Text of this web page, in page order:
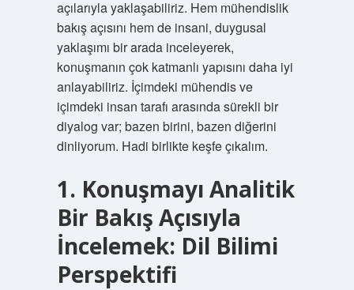
açılarıyla yaklaşabiliriz. Hem mühendislik
bakış açısını hem de insani, duygusal
yaklaşımı bir arada inceleyerek,
konuşmanın çok katmanlı yapısını daha iyi
anlayabiliriz. İçimdeki mühendis ve
içimdeki insan tarafı arasında sürekli bir
diyalog var; bazen birini, bazen diğerini
dinliyorum. Hadi birlikte keşfe çıkalım.
1. Konuşmayı Analitik
Bir Bakış Açısıyla
İncelemek: Dil Bilimi
Perspektifi